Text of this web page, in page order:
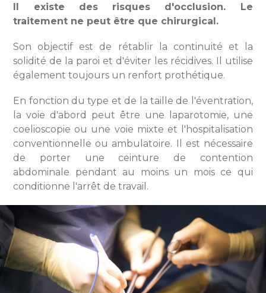
Il existe des risques d'occlusion. Le
traitement ne peut être que chirurgical.
Son objectif est de rétablir la continuité et la
solidité de la paroi et d'éviter les récidives. Il utilise
également toujours un renfort prothétique.
En fonction du type et de la taille de l'éventration,
la voie d'abord peut être une laparotomie, une
coelioscopie ou une voie mixte et l'hospitalisation
conventionnelle ou ambulatoire. Il est nécessaire
de porter une ceinture de contention
abdominale pendant au moins un mois ce qui
conditionne l'arrêt de travail.